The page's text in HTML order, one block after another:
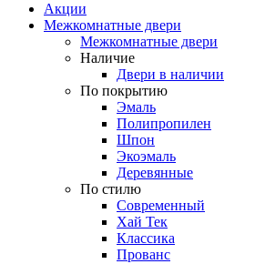
Акции
Межкомнатные двери
Межкомнатные двери
Наличие
Двери в наличии
По покрытию
Эмаль
Полипропилен
Шпон
Экоэмаль
Деревянные
По стилю
Современный
Хай Тек
Классика
Прованс